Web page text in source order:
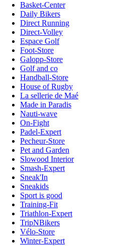
Basket-Center
Daily Bikers
Direct Running
Direct-Volley
Espace Golf
Foot-Store
Galopp-Store
Golf and co
Handball-Store
House of Rugby
La sellerie de Maé
Made in Paradis
Nauti-wave
On-Fight
Padel-Expert
Pecheur-Store
Pet and Garden
Slowood Interior
Smash-Expert
Sneak'In
Sneakids
Sport is good
Training-Fit
Triathlon-Expert
TripNBikers
Vélo-Store
Winter-Expert